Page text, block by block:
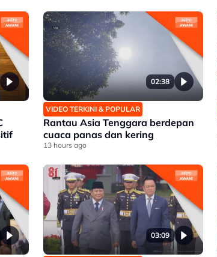
02:38
VIDEO TERKINI & POPULAR
Rantau Asia Tenggara berdepan
cuaca panas dan kering
13 hours ago
03:09